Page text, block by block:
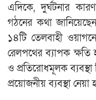
এদিকে, দুর্ঘটনার
গঠনের কথা জানিয়েছেন
১৪টি তেলবাহী
রেলপথের ব্যাপক
ও প্রতিরোধমূলক ব্যবস্থা
প্রয়োজনীয় ব্যবস্থা নেয়া